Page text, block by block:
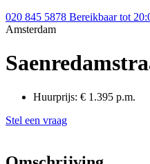
020 845 5878 Bereikbaar tot
Amsterdam
Huurprijs: € 1.395 p.m.
Stel een vraag